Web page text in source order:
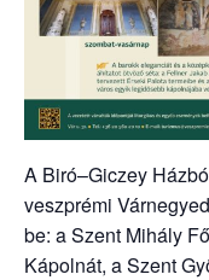
A Biró–Giczey
veszprémi
be: a Szent Mihály
Kápolnát, a Szent